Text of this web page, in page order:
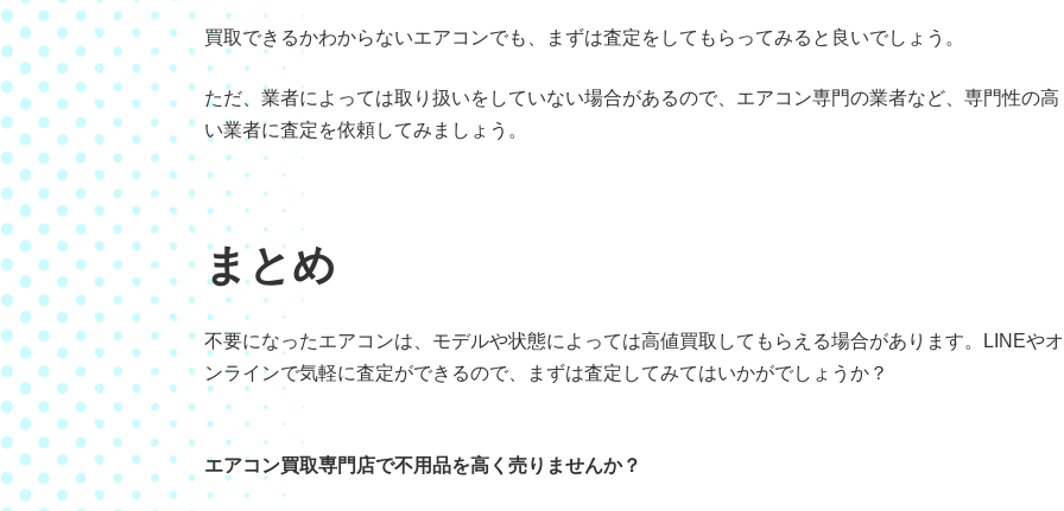
買取できるかわからないエアコンでも、まずは査定をしてもらってみると良いでしょう。
ただ、業者によっては取り扱いをしていない場合があるので、エアコン専門の業者など、専門性の高
い業者に査定を依頼してみましょう。
まとめ
不要になったエアコンは、モデルや状態によっては高値買取してもらえる場合があります。LINEやオ
ンラインで気軽に査定ができるので、まずは査定してみてはいかがでしょうか？
エアコン買取専門店で不用品を高く売りませんか？